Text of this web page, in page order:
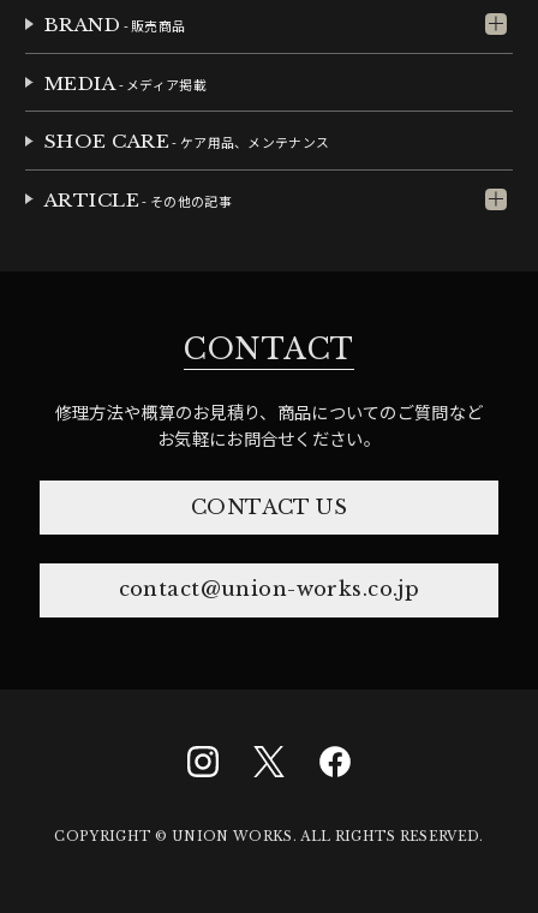
BRAND - 販売商品
MEDIA- メディア掲載
SHOE CARE- ケア用品、メンテナンス
ARTICLE- その他の記事
CONTACT
修理方法や概算のお見積り、商品についてのご質問など
お気軽にお問合せください。
CONTACT US
contact@union-works.co.jp
COPYRIGHT © UNION WORKS. ALL RIGHTS RESERVED.